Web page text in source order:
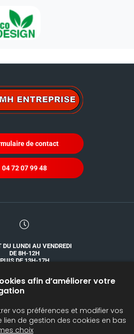
de contact
04 72 07 99 48
DU LUNDI AU VENDREDI
DE 8H-12H
PUIS DE 13H-17H
ACCESSOIRES CATALOGUES
afin d’améliorer votre
vos préférences et modifier vos
lien de gestion des cookies en bas
choix